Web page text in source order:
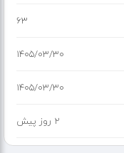
63
۱۴۰۵/۰۳/۳۰
۱۴۰۵/۰۳/۳۰
2 روز پیش